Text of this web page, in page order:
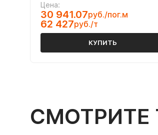
Цена:
30 941.07руб./пог.м
62 427руб./т
КУПИТЬ
СМОТРИТЕ